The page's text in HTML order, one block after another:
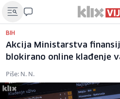
BIH
Akcija Ministarstva
blokirano online klađenje
Piše: N. N.